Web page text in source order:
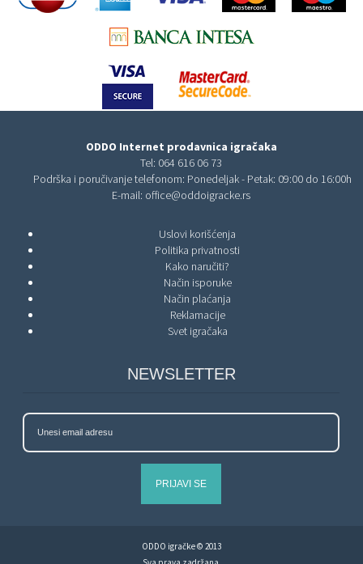
ODDO Internet prodavnica igračaka
Tel: 064 616 06 73
Podrška i poručivanje telefonom: Ponedeljak - Petak: 09:00 do 16:00h
E-mail: office@oddoigracke.rs
Uslovi korišćenja
Politika privatnosti
Kako naručiti?
Način isporuke
Način plaćanja
Reklamacije
Svet igračaka
NEWSLETTER
PRIJAVI SE
ODDO igračke © 2013